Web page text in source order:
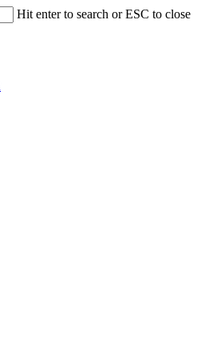
Hit enter to search or ESC to close